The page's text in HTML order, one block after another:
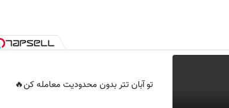
تو آبان تتر بدون محدودیت معامله کن🔥